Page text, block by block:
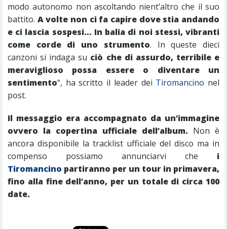
modo autonomo non ascoltando nient’altro che il suo
battito. A volte non ci fa capire dove stia andando
e ci lascia sospesi… In balia di noi stessi, vibranti
come corde di uno strumento. In queste dieci
canzoni si indaga su ciò che di assurdo, terribile e
meraviglioso possa essere o diventare un
sentimento“, ha scritto il leader dei Tiromancino nel
post.
Il messaggio era accompagnato da un’immagine
ovvero la copertina ufficiale dell’album. Non è
ancora disponibile la tracklist ufficiale del disco ma in
compenso possiamo annunciarvi che i
Tiromancino partiranno per un tour in primavera,
fino alla fine dell’anno, per un totale di circa 100
date.